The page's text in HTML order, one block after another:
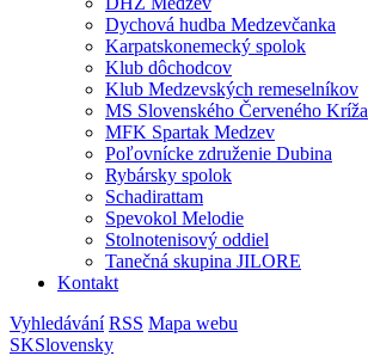
Dychová hudba Medzevčanka
Karpatskonemecký spolok
Klub dôchodcov
Klub Medzevských remeselníkov
MS Slovenského Červeného Kríža
MFK Spartak Medzev
Poľovnícke združenie Dubina
Rybársky spolok
Schadirattam
Spevokol Melodie
Stolnotenisový oddiel
Tanečná skupina JILORE
Kontakt
Vyhledávání RSS Mapa webu
SKSlovensky